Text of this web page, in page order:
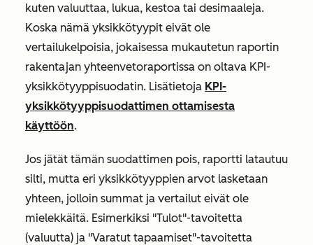
kuten valuuttaa, lukua, kestoa tai desimaaleja.
Koska nämä yksikkötyypit eivät ole
vertailukelpoisia, jokaisessa mukautetun raportin
rakentajan yhteenvetoraportissa on oltava KPI-
yksikkötyyppisuodatin. Lisätietoja KPI-
yksikkötyyppisuodattimen ottamisesta
käyttöön.
Jos jätät tämän suodattimen pois, raportti latautuu
silti, mutta eri yksikkötyyppien arvot lasketaan
yhteen, jolloin summat ja vertailut eivät ole
mielekkäitä. Esimerkiksi "Tulot"-tavoitetta
(valuutta) ja "Varatut tapaamiset"-tavoitetta